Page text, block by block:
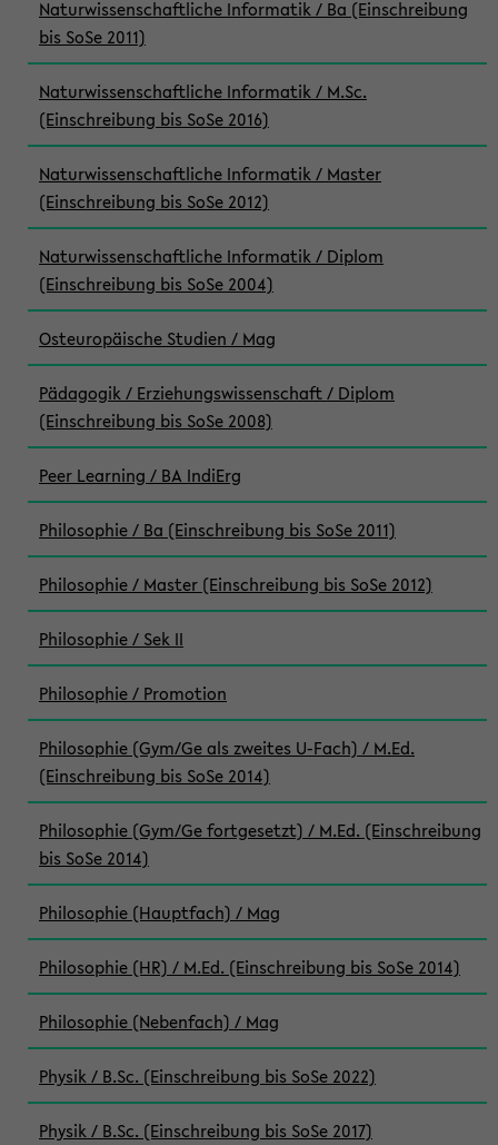
Naturwissenschaftliche Informatik / Ba (Einschreibung
bis SoSe 2011)
Naturwissenschaftliche Informatik / M.Sc.
(Einschreibung bis SoSe 2016)
Naturwissenschaftliche Informatik / Master
(Einschreibung bis SoSe 2012)
Naturwissenschaftliche Informatik / Diplom
(Einschreibung bis SoSe 2004)
Osteuropäische Studien / Mag
Pädagogik / Erziehungswissenschaft / Diplom
(Einschreibung bis SoSe 2008)
Peer Learning / BA IndiErg
Philosophie / Ba (Einschreibung bis SoSe 2011)
Philosophie / Master (Einschreibung bis SoSe 2012)
Philosophie / Sek II
Philosophie / Promotion
Philosophie (Gym/Ge als zweites U-Fach) / M.Ed.
(Einschreibung bis SoSe 2014)
Philosophie (Gym/Ge fortgesetzt) / M.Ed. (Einschreibung
bis SoSe 2014)
Philosophie (Hauptfach) / Mag
Philosophie (HR) / M.Ed. (Einschreibung bis SoSe 2014)
Philosophie (Nebenfach) / Mag
Physik / B.Sc. (Einschreibung bis SoSe 2022)
Physik / B.Sc. (Einschreibung bis SoSe 2017)